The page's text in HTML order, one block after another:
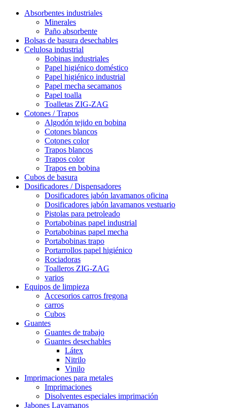
Absorbentes industriales
Minerales
Paño absorbente
Bolsas de basura desechables
Celulosa industrial
Bobinas industriales
Papel higiénico doméstico
Papel higiénico industrial
Papel mecha secamanos
Papel toalla
Toalletas ZIG-ZAG
Cotones / Trapos
Algodón tejido en bobina
Cotones blancos
Cotones color
Trapos blancos
Trapos color
Trapos en bobina
Cubos de basura
Dosificadores / Dispensadores
Dosificadores jabón lavamanos oficina
Dosificadores jabón lavamanos vestuario
Pistolas para petroleado
Portabobinas papel industrial
Portabobinas papel mecha
Portabobinas trapo
Portarrollos papel higiénico
Rociadoras
Toalleros ZIG-ZAG
varios
Equipos de limpieza
Accesorios carros fregona
carros
Cubos
Guantes
Guantes de trabajo
Guantes desechables
Látex
Nitrilo
Vinilo
Imprimaciones para metales
Imprimaciones
Disolventes especiales imprimación
Jabones Lavamanos